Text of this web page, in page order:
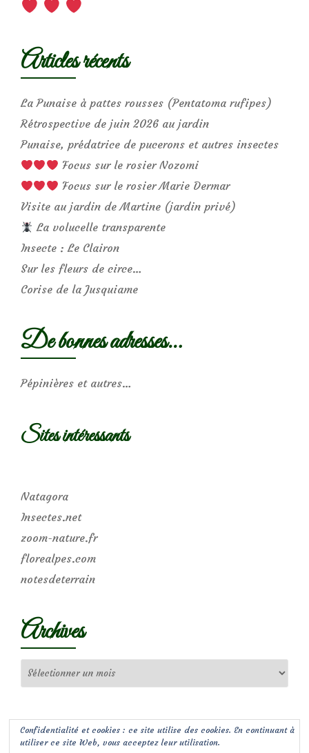
Articles récents
La Punaise à pattes rousses (Pentatoma rufipes)
Rétrospective de juin 2026 au jardin
Punaise, prédatrice de pucerons et autres insectes
Focus sur le rosier Nozomi
Focus sur le rosier Marie Dermar
Visite au jardin de Martine (jardin privé)
La volucelle transparente
Insecte : Le Clairon
Sur les fleurs de circe…
Corise de la Jusquiame
De bonnes adresses…
Pépinières et autres…
Sites intéressants
Natagora
Insectes.net
zoom-nature.fr
florealpes.com
notesdeterrain
Archives
Confidentialité et cookies : ce site utilise des cookies. En continuant à
utiliser ce site Web, vous acceptez leur utilisation.